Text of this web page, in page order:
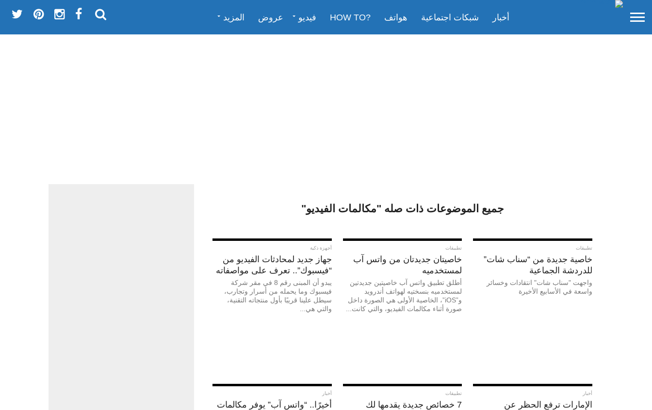
أخبار شبكات اجتماعية هواتف ?HOW TO فيديو عروض المزيد
جميع الموضوعات ذات صله "مكالمات الفيديو"
تطبيقات
خاصية جديدة من “سناب شات”
للدردشة الجماعية
واجهت "سناب شات" انتقادات وخسائر
واسعة في الأسابيع الأخيرة
تطبيقات
خاصيتان جديدتان من واتس آب
لمستخدميه
أطلق تطبيق واتس آب خاصيتين جديدتين
لمستخدميه بنسختيه لهواتف أندرويد
و”iOS”، الخاصية الأولى هي الصورة داخل
صورة أثناء مكالمات الفيديو، والتي كانت...
أجهزة ذكية
جهاز جديد لمحادثات الفيديو من
“فيسبوك”.. تعرف على مواصفاته
يبدو أن المبنى رقم 8 في مقر شركة
فيسبوك وما يحمله من أسرار وتجارب،
سيطل علينا قريبًا بأول منتجاته التقنية،
والتي هي...
أخبار
الإمارات ترفع الحظر عن
تطبيقات
7 خصائص جديدة يقدمها لك
أخبار
أخيرًا.. “واتس آب” يوفر مكالمات